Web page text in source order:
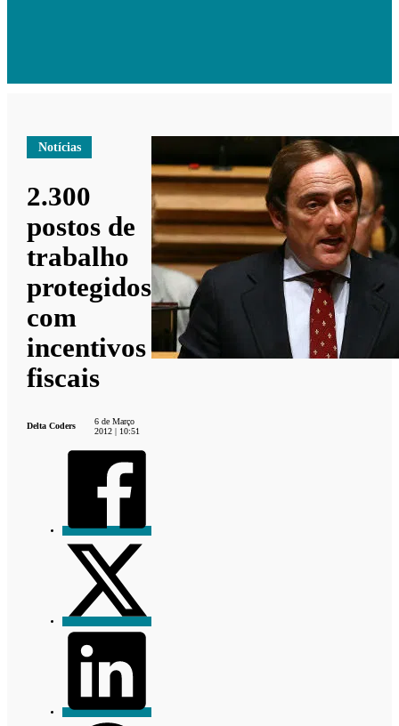
Notícias
2.300
postos de
trabalho
protegidos
com
incentivos
fiscais
Delta Coders
6 de Março
2012 | 10:51